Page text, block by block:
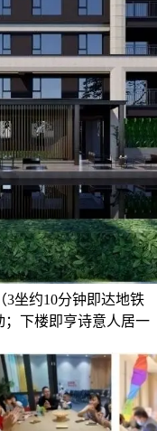
3坐约10分钟即达地铁
下楼即亨诗意人居一